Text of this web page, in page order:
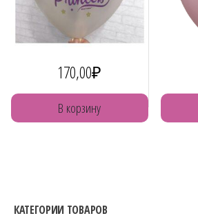
170,00₽
В корзину
КАТЕГОРИИ ТОВАРОВ